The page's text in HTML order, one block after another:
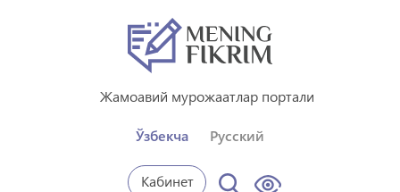
Жамоавий мурожаатлар портали
Ўзбекча Русский
Кабинет